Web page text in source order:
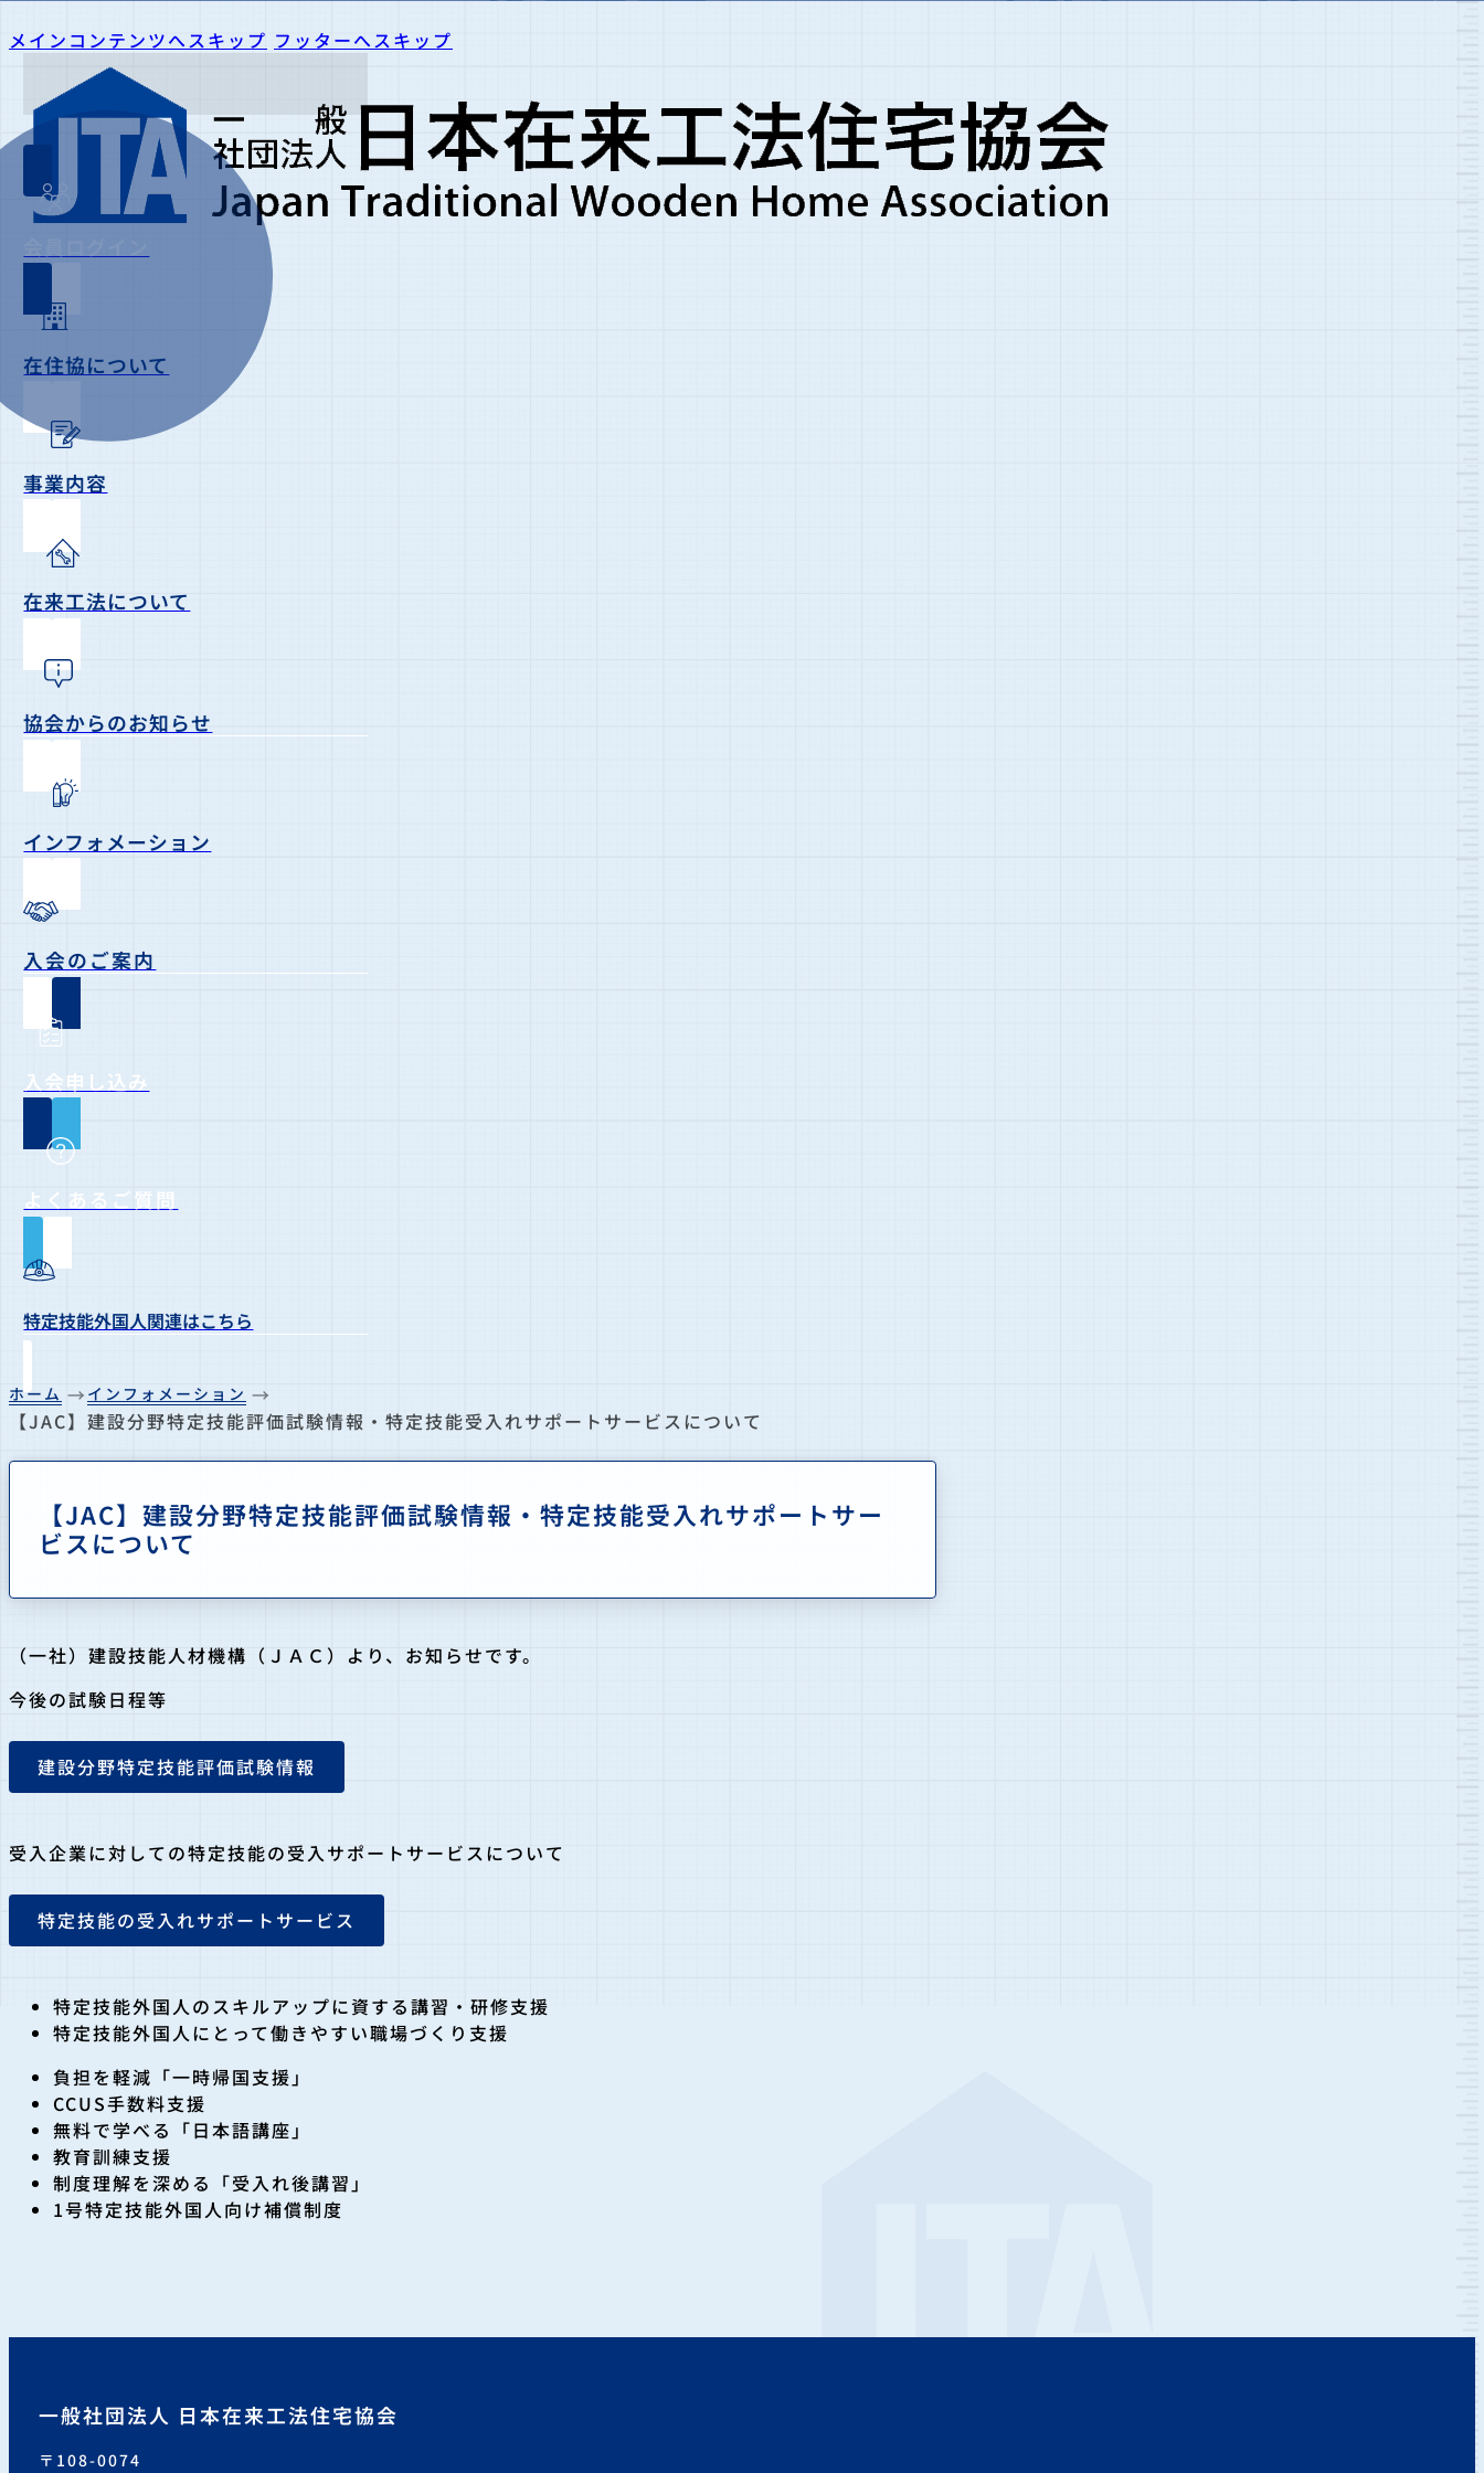
メインコンテンツへスキップ フッターへスキップ
在住協について
事業内容
在来工法について
協会からのお知らせ
インフォメーション
入会のご案内
入会申し込み
よくあるご質問
特定技能外国人関連はこちら
ホーム インフォメーション
【JAC】建設分野特定技能評価試験情報・特定技能受入れサポートサービスについて
【JAC】建設分野特定技能評価試験情報・特定技能受入れサポートサー
ビスについて
（一社）建設技能人材機構（ＪＡＣ）より、お知らせです。
今後の試験日程等
建設分野特定技能評価試験情報
受入企業に対しての特定技能の受入サポートサービスについて
特定技能の受入れサポートサービス
特定技能外国人のスキルアップに資する講習・研修支援
特定技能外国人にとって働きやすい職場づくり支援
負担を軽減「一時帰国支援」
CCUS手数料支援
無料で学べる「日本語講座」
教育訓練支援
制度理解を深める「受入れ後講習」
1号特定技能外国人向け補償制度
一般社団法人 日本在来工法住宅協会
〒108-0074